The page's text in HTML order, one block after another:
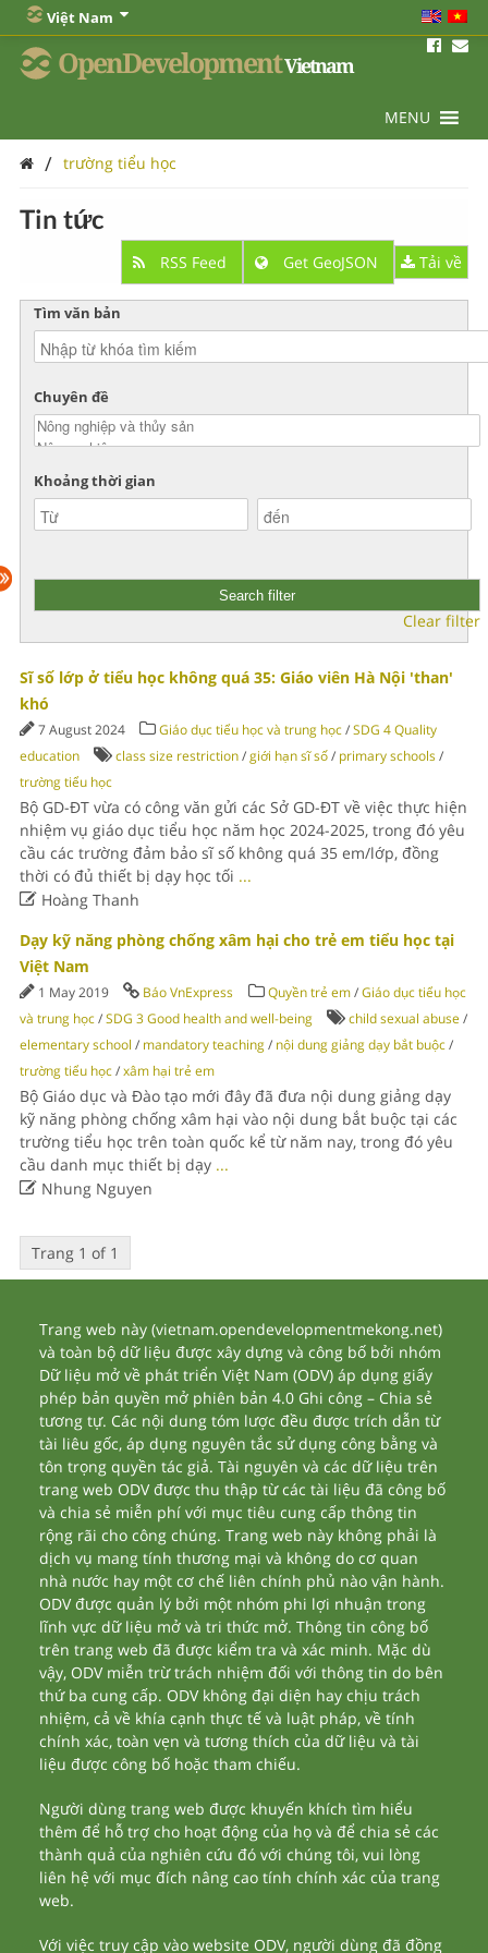
Việt Nam
OpenDevelopmentVietnam
MENU
/ trường tiểu học
Tin tức
RSS Feed Get GeoJSON Tải về
Tìm văn bản
Chuyên đề
Khoảng thời gian
Clear filter
Sĩ số lớp ở tiểu học không quá 35: Giáo viên Hà Nội 'than'
khó
7 August 2024 Giáo dục tiểu học và trung học/SDG 4 Quality
education
class size restriction/giới hạn sĩ số/ primary schools/
trường tiểu học
Bộ GD-ĐT vừa có công văn gửi các Sở GD-ĐT về việc thực hiện
nhiệm vụ giáo dục tiểu học năm học 2024-2025, trong đó yêu
cầu các trường đảm bảo sĩ số không quá 35 em/lớp, đồng
thời có đủ thiết bị dạy học tối ...
Hoàng Thanh
Dạy kỹ năng phòng chống xâm hại cho trẻ em tiểu học tại
Việt Nam
1 May 2019 Báo VnExpress Quyền trẻ em/Giáo dục tiểu học
và trung học/SDG 3 Good health and well-being child sexual abuse/
elementary school / mandatory teaching/ nội dung giảng dạy bắt buộc/
trường tiểu học/xâm hại trẻ em
Bộ Giáo dục và Đào tạo mới đây đã đưa nội dung giảng dạy
kỹ năng phòng chống xâm hại vào nội dung bắt buộc tại các
trường tiểu học trên toàn quốc kể từ năm nay, trong đó yêu
cầu danh mục thiết bị dạy ...
Nhung Nguyen
Trang 1 of 1
Trang web này (vietnam.opendevelopmentmekong.net)
và toàn bộ dữ liệu được xây dựng và công bố bởi nhóm
Dữ liệu mở về phát triển Việt Nam (ODV) áp dụng giấy
phép bản quyền mở phiên bản 4.0 Ghi công – Chia sẻ
tương tự. Các nội dung tóm lược đều được trích dẫn từ
tài liêu gốc, áp dụng nguyên tắc sử dụng công bằng và
tôn trọng quyền tác giả. Tài nguyên và các dữ liệu trên
trang web ODV được thu thập từ các tài liệu đã công bố
và chia sẻ miễn phí với mục tiêu cung cấp thông tin
rộng rãi cho công chúng. Trang web này không phải là
dịch vụ mang tính thương mại và không do cơ quan
nhà nước hay một cơ chế liên chính phủ nào vận hành.
ODV được quản lý bởi một nhóm phi lợi nhuận trong
lĩnh vực dữ liệu mở và tri thức mở. Thông tin công bố
trên trang web đã được kiểm tra và xác minh. Mặc dù
vậy, ODV miễn trừ trách nhiệm đối với thông tin do bên
thứ ba cung cấp. ODV không đại diện hay chịu trách
nhiệm, cả về khía cạnh thực tế và luật pháp, về tính
chính xác, toàn vẹn và tương thích của dữ liệu và tài
liệu được công bố hoặc tham chiếu.
Người dùng trang web được khuyến khích tìm hiểu
thêm để hỗ trợ cho hoạt động của họ và để chia sẻ các
thành quả của nghiên cứu đó với chúng tôi, vui lòng
liên hệ với mục đích nâng cao tính chính xác của trang
web.
Với việc truy cập vào website ODV, người dùng đã đồng